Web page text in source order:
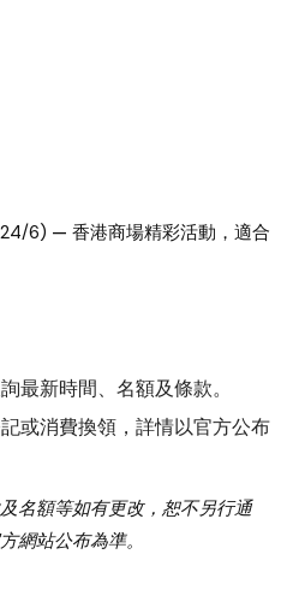
6) — 香港商場精彩活動，適合
最新時間、名額及條款。
或消費換領，詳情以官方公布
名額等如有更改，恕不另行通
網站公布為準。